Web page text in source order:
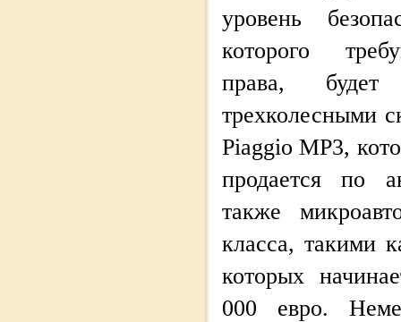
уровень
которого
права, будет
трехколесными
Piaggio MP3,
продается по
также
класса, такими
которых
000 евро.